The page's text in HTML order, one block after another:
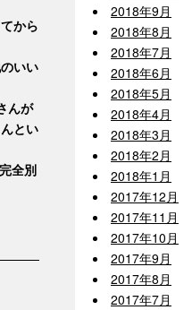
から
いい
んが
とい
全別
2018年9月
2018年8月
2018年7月
2018年6月
2018年5月
2018年4月
2018年3月
2018年2月
2018年1月
2017年12月
2017年11月
2017年10月
2017年9月
2017年8月
2017年7月